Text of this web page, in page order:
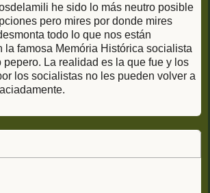
he sido lo más neutro posible
pero mires por donde mires
todo lo que nos están
la famosa Memória Histórica socialista
pepero. La realidad es la que fue y los
los socialistas no les pueden volver a